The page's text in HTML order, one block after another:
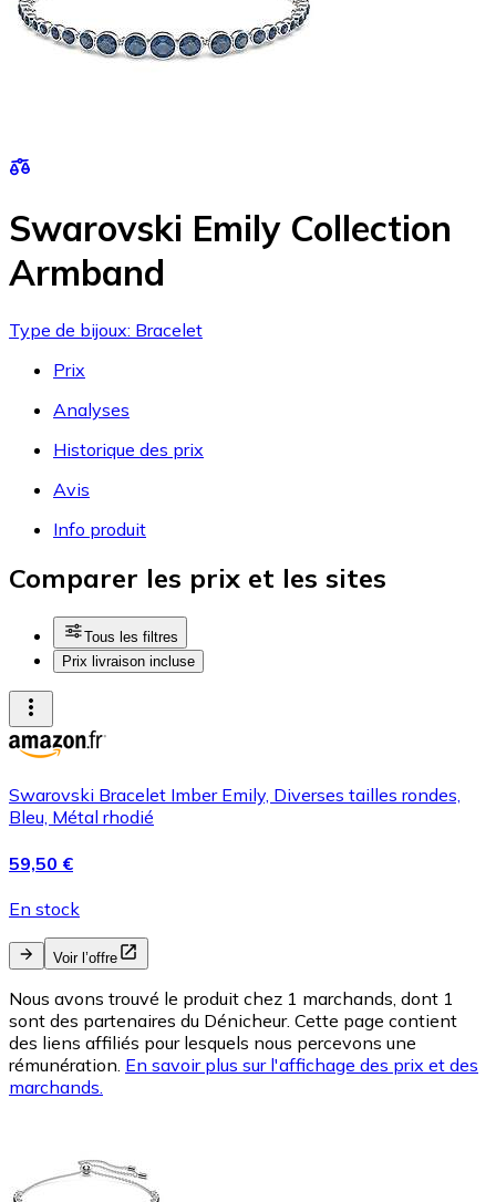
Swarovski Emily Collection
Armband
Type de bijoux: Bracelet
Prix
Analyses
Historique des prix
Avis
Info produit
Comparer les prix et les sites
Tous les filtres
Prix livraison incluse
Swarovski Bracelet Imber Emily, Diverses tailles rondes,
Bleu, Métal rhodié
59,50 €
En stock
Voir l’offre
Nous avons trouvé le produit chez 1 marchands, dont 1
sont des partenaires du Dénicheur. Cette page contient
des liens affiliés pour lesquels nous percevons une
rémunération. En savoir plus sur l'affichage des prix et des
marchands.